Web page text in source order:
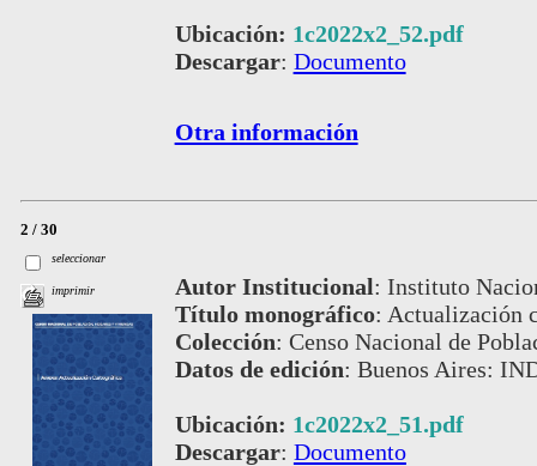
Ubicación: 1c2022x2_52.pdf
Descargar: Documento
Otra información
2 / 30
seleccionar
imprimir Autor Institucional: Instituto
Título monográfico: Actualización
Colección: Censo Nacional de
Datos de edición: Buenos Aires:
Ubicación: 1c2022x2_51.pdf
Descargar: Documento